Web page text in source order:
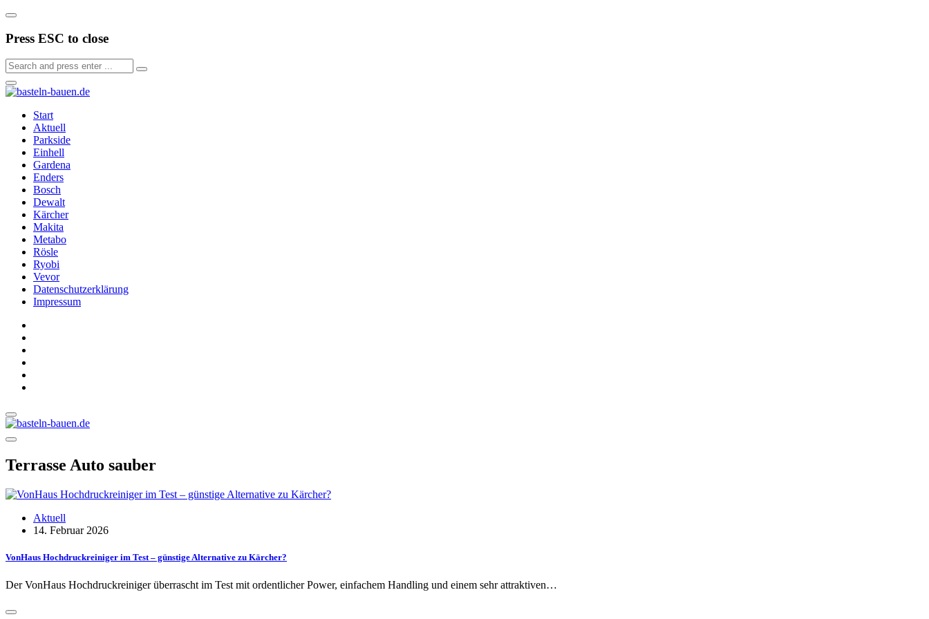
Press ESC to close
Start
Aktuell
Parkside
Einhell
Gardena
Enders
Bosch
Dewalt
Kärcher
Makita
Metabo
Rösle
Ryobi
Vevor
Datenschutzerklärung
Impressum
Terrasse Auto sauber
Aktuell
14. Februar 2026
VonHaus Hochdruckreiniger im Test – günstige Alternative zu Kärcher?
Der VonHaus Hochdruckreiniger überrascht im Test mit ordentlicher Power, einfachem Handling und einem sehr attraktiven…